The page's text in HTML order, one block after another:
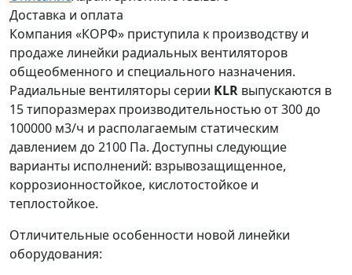
Доставка и оплата
Компания «КОРФ» приступила к производству и
продаже линейки радиальных вентиляторов
общеобменного и специального назначения.
Радиальные вентиляторы серии KLR выпускаются в
15 типоразмерах производительностью от 300 до
100000 м3/ч и располагаемым статическим
давлением до 2100 Па. Доступны следующие
варианты исполнений: взрывозащищенное,
коррозионностойкое, кислотостойкое и
теплостойкое.
Отличительные особенности новой линейки
оборудования: